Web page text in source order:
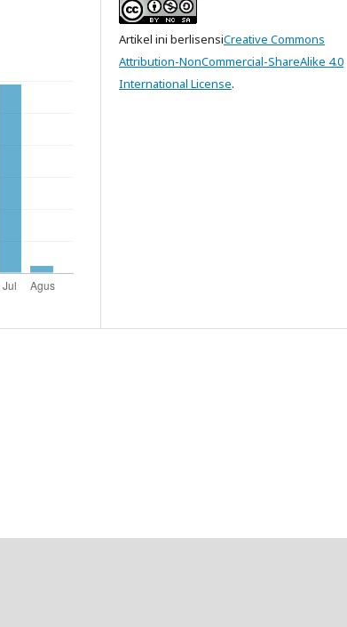
Artikel ini berlisensiCreative Commons
Attribution-NonCommercial-ShareAlike 4.0
International License.